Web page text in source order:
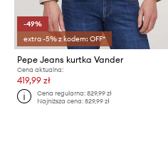
-49%
extra -5% z kodem: OFF*
Pepe Jeans kurtka Vander
Cena aktualna:
419,99 zł
Cena regularna:829,99 zł
Najniższa cena:829,99 zł